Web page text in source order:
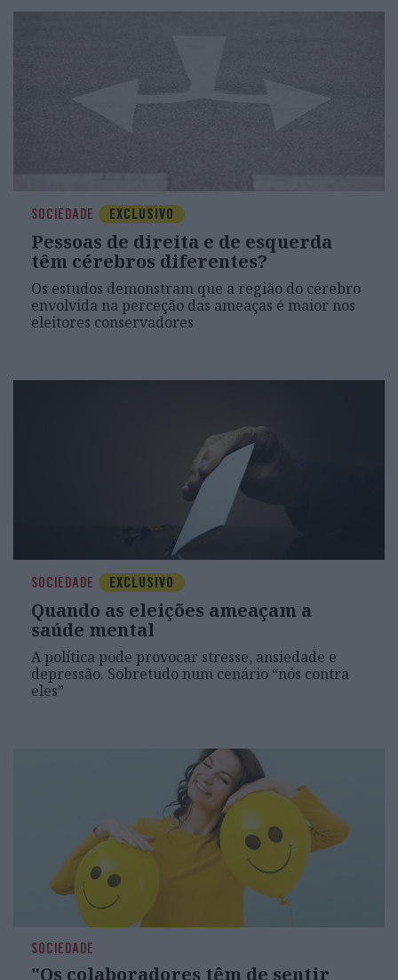
SOCIEDADE EXCLUSIVO
Pessoas de direita e de esquerda
têm cérebros diferentes?
Os estudos demonstram que a região do cérebro
envolvida na perceção das ameaças é maior nos
eleitores conservadores
SOCIEDADE EXCLUSIVO
Quando as eleições ameaçam a
saúde mental
A política pode provocar stresse, ansiedade e
depressão. Sobretudo num cenário “nós contra
eles”
SOCIEDADE
"Os colaboradores têm de sentir